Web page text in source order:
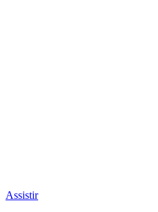
Assistir